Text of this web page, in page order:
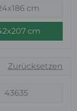
cm
cm
Zurücksetzen
43635